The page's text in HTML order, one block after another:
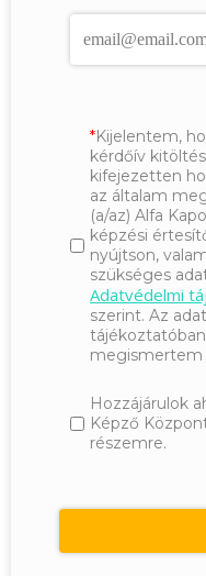
Kijelentem,
kérdőív
kifejezetten
az általam
(a/az) Alfa
képzési
nyújtson,
szükséges
Adatvédelmi
szerint. Az
megismertem
Hozzájárulok
Képző
részemre.